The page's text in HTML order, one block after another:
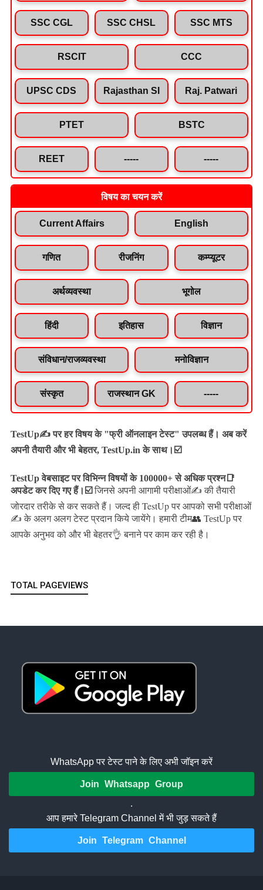
SSC CGL SSC CHSL SSC MTS
RSCIT CCC
UPSC CDS Rajasthan SI Raj. Patwari
PTET BSTC
REET ----- -----
विषय का चयन करें
Current Affairs English
गणित रीजनिंग कम्प्यूटर
अर्थव्यवस्था भूगोल
हिंदी इतिहास विज्ञान
संविधान/राजव्यवस्था मनोविज्ञान
संस्कृत राजस्थान GK -----
TestUp✍️ पर हर विषय के "फ्री ऑनलाइन टेस्ट" उपलब्ध हैं। अब करें
अपनी तैयारी और भी बेहतर, TestUp.in के साथ।☑️
TestUp वेबसाइट पर विभिन्न विषयों के 100000+ से अधिक प्रश्न📑
अपडेट कर दिए गए हैं। ☑️ जिनसे अपनी आगामी परीक्षाओं✍️ की तैयारी
जोरदार तरीके से कर सकते हैं।जल्द ही TestUp पर आपको सभी परीक्षाओं
✍️ के अलग अलग टेस्ट प्रदान किये जायेंगे। हमारी टीम👥 TestUp पर
आपके अनुभव को और भी बेहतर👌 बनाने पर काम कर रही है।
TOTAL PAGEVIEWS
WhatsApp पर टेस्ट पाने के लिए अभी जॉइन करें
Join Whatsapp Group
.
आप हमारे Telegram Channel में भी जुड़ सकते हैं
Join Telegram Channel